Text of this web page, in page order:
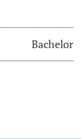
Bachelor